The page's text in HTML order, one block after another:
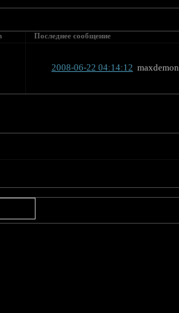
Последнее сообщение
2008-06-22 04:14:12 maxdemon